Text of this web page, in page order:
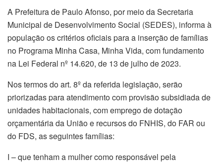
A Prefeitura de Paulo Afonso, por meio da Secretaria
Municipal de Desenvolvimento Social (SEDES), informa à
população os critérios oficiais para a inserção de famílias
no Programa Minha Casa, Minha Vida, com fundamento
na Lei Federal nº 14.620, de 13 de julho de 2023.
Nos termos do art. 8º da referida legislação, serão
priorizadas para atendimento com provisão subsidiada de
unidades habitacionais, com emprego de dotação
orçamentária da União e recursos do FNHIS, do FAR ou
do FDS, as seguintes famílias:
I –quetenhama mulhercomo responsável pela